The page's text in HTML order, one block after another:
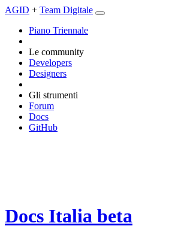
AGID + Team Digitale
Piano Triennale
Le community
Developers
Designers
Gli strumenti
Forum
Docs
GitHub
Docs Italia beta